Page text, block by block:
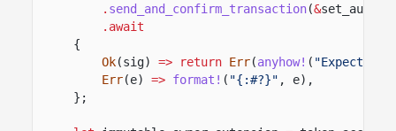
. send_and_confirm_transaction(&
.await
{
Ok(sig) => return Err(anyhow! ( "Expected
Err(e) => format! ( "{:#?}" , e),
};